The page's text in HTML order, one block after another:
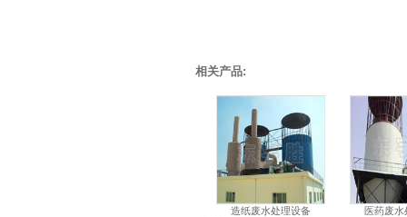
相关产品:
造纸废水处理设备 医药废